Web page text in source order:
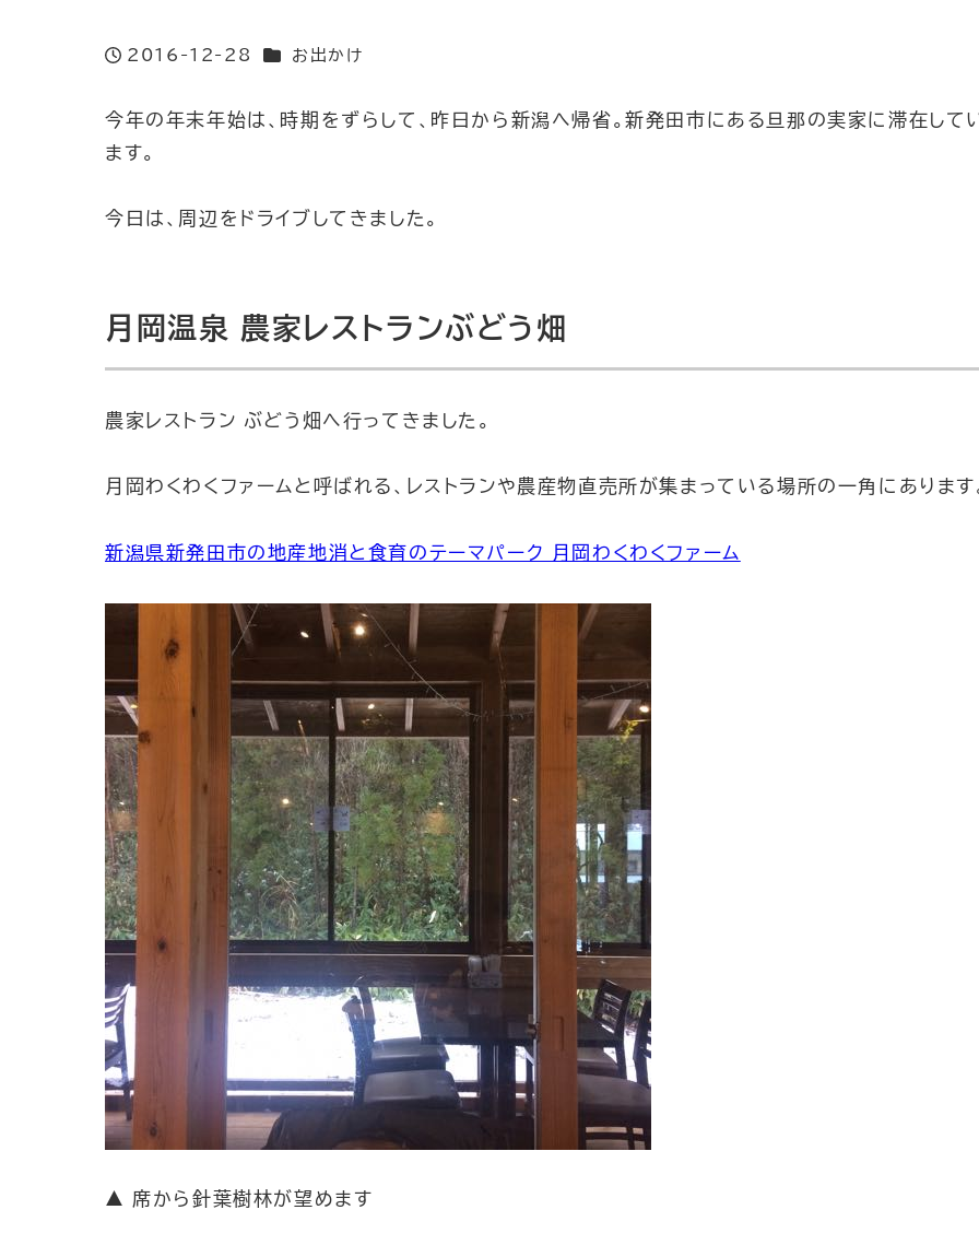
投稿日
2016-12-28 カテゴリー
お出かけ
今年の年末年始は、時期をずらして、昨日から新潟へ帰省。新発田市にある旦那の実家に滞在して
ます。
今日は、周辺をドライブしてきました。
月岡温泉 農家レストランぶどう畑
農家レストラン ぶどう畑へ行ってきました。
月岡わくわくファームと呼ばれる、レストランや農産物直売所が集まっている場所の一角にあります
新潟県新発田市の地産地消と食育のテーマパーク 月岡わくわくファーム
▲ 席から針葉樹林が望めます